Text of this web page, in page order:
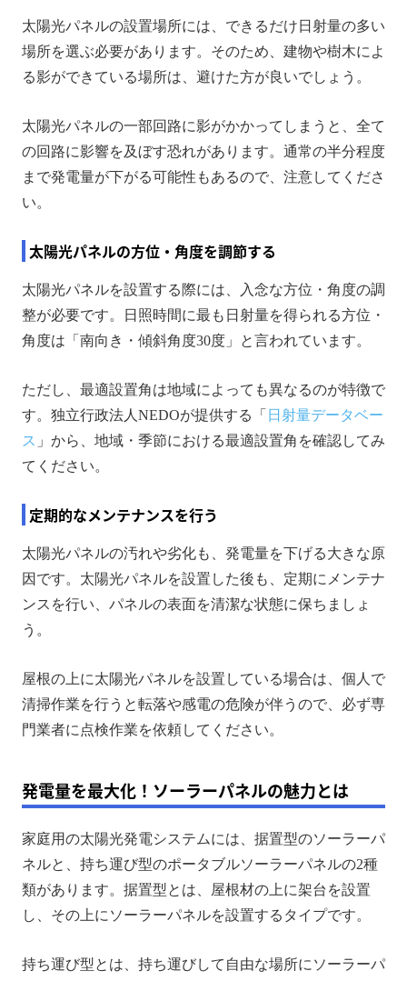
太陽光パネルの設置場所には、できるだけ日射量の多い
場所を選ぶ必要があります。そのため、建物や樹木によ
る影ができている場所は、避けた方が良いでしょう。
太陽光パネルの一部回路に影がかかってしまうと、全て
の回路に影響を及ぼす恐れがあります。通常の半分程度
まで発電量が下がる可能性もあるので、注意してくださ
い。
太陽光パネルの方位・角度を調節する
太陽光パネルを設置する際には、入念な方位・角度の調
整が必要です。日照時間に最も日射量を得られる方位・
角度は「南向き・傾斜角度30度」と言われています。
ただし、最適設置角は地域によっても異なるのが特徴で
す。独立行政法人NEDOが提供する「 日射量データベー
ス 」から、地域・季節における最適設置角を確認してみ
てください。
定期的なメンテナンスを行う
太陽光パネルの汚れや劣化も、発電量を下げる大きな原
因です。太陽光パネルを設置した後も、定期にメンテナ
ンスを行い、パネルの表面を清潔な状態に保ちましょ
う。
屋根の上に太陽光パネルを設置している場合は、個人で
清掃作業を行うと転落や感電の危険が伴うので、必ず専
門業者に点検作業を依頼してください。
発電量を最大化！ソーラーパネルの魅力とは
家庭用の太陽光発電システムには、据置型のソーラーパ
ネルと、持ち運び型のポータブルソーラーパネルの2種
類があります。据置型とは、屋根材の上に架台を設置
し、その上にソーラーパネルを設置するタイプです。
持ち運び型とは、持ち運びして自由な場所にソーラーパ